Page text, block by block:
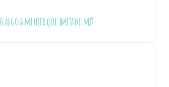
algo a mi hijx que imita de mi?